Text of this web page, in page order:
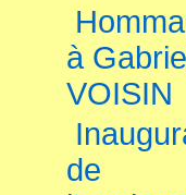
à
VOISIN
de